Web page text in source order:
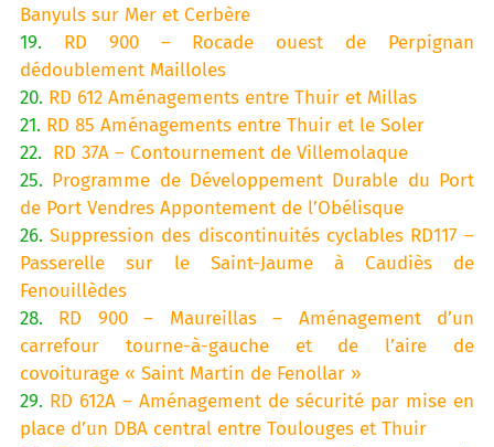
Banyuls sur Mer et Cerbère
19.
RD 900 – Rocade ouest de Perpignan
dédoublement Mailloles
20. RD 612 Aménagements entre Thuir et Millas
21. RD 85 Aménagements entre Thuir et le Soler
22. RD 37A – Contournement de Villemolaque
25. Programme de Développement Durable du Port
de Port Vendres Appontement de l’Obélisque
26. Suppression des discontinuités cyclables RD117 –
Passerelle sur le Saint-Jaume à Caudiès de
Fenouillèdes
28.
RD 900 – Maureillas – Aménagement d’un
carrefour tourne-à-gauche et de l’aire de
covoiturage « Saint Martin de Fenollar »
29. RD 612A – Aménagement de sécurité par mise en
place d’un DBA central entre Toulouges et Thuir